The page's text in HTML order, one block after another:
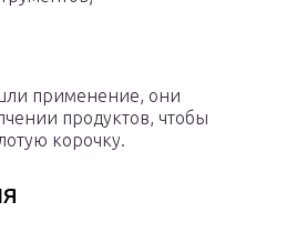
применение, они
продуктов, чтобы
корочку.